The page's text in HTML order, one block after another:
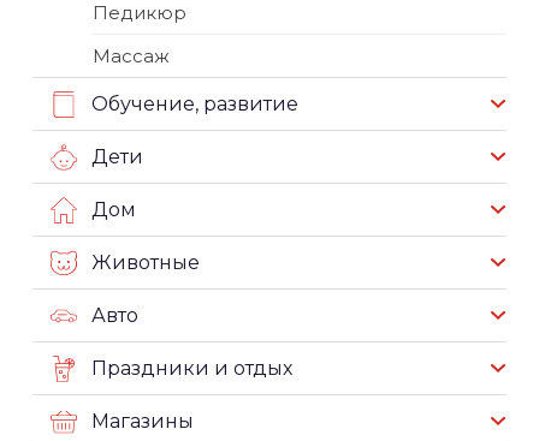
Педикюр
Массаж
Обучение, развитие
Дети
Дом
Животные
Авто
Праздники и отдых
Магазины